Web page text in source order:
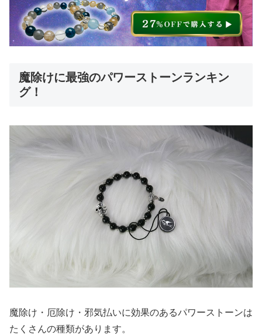
魔除けに最強のパワーストーンランキン
グ！
魔除け・厄除け・邪気払いに効果のあるパワーストーンは
たくさんの種類があります。